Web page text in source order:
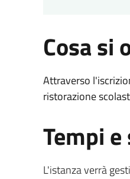
Cosa si
Attraverso
ristorazione
Tempi
L'istanza verrà